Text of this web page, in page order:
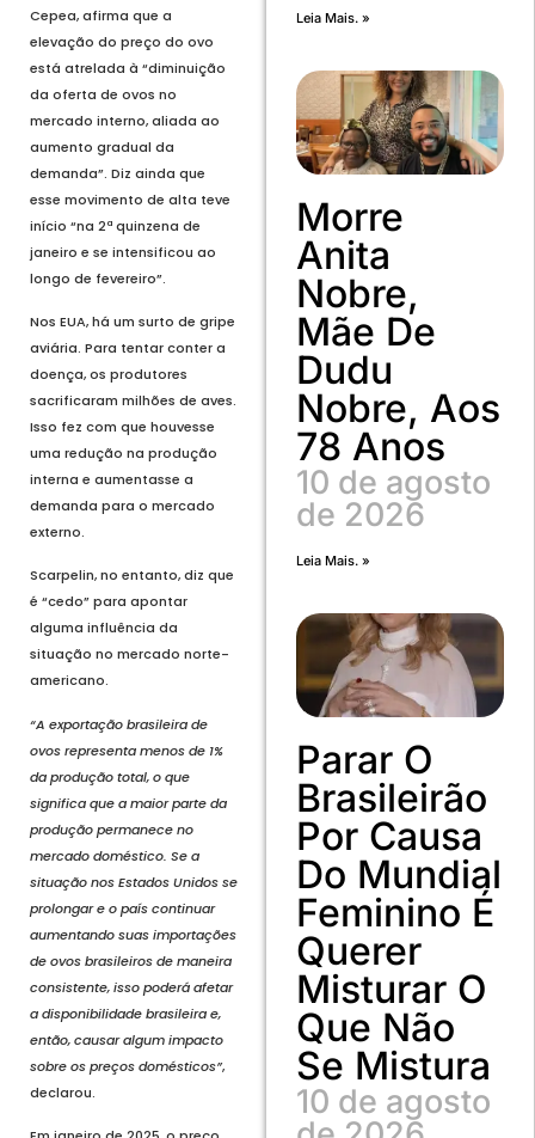
Cepea, afirma que a
elevação do preço do ovo
está atrelada à “diminuição
da oferta de ovos no
mercado interno, aliada ao
aumento gradual da
demanda”. Diz ainda que
esse movimento de alta teve
início “na 2ª quinzena de
janeiro e se intensificou ao
longo de fevereiro”.
Nos EUA, há um surto de gripe
aviária. Para tentar conter a
doença, os produtores
sacrificaram milhões de aves.
Isso fez com que houvesse
uma redução na produção
interna e aumentasse a
demanda para o mercado
externo.
Scarpelin, no entanto, diz que
é “cedo” para apontar
alguma influência da
situação no mercado norte-
americano.
“A exportação brasileira de
ovos representa menos de 1%
da produção total, o que
significa que a maior parte da
produção permanece no
mercado doméstico. Se a
situação nos Estados Unidos se
prolongar e o país continuar
aumentando suas importações
de ovos brasileiros de maneira
consistente, isso poderá afetar
a disponibilidade brasileira e,
então, causar algum impacto
sobre os preços domésticos”,
declarou.
Leia Mais. »
Morre
Anita
Nobre,
Mãe De
Dudu
Nobre, Aos
78 Anos
10 de agosto
de 2026
Leia Mais. »
Parar O
Brasileirão
Por Causa
Do Mundial
Feminino É
Querer
Misturar O
Que Não
Se Mistura
10 de agosto